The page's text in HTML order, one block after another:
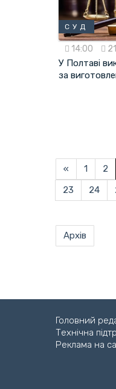
СУД
14:00
У Полтаві
за
« 1 2
23
24
Архів
Головний
Технічна
Реклама на